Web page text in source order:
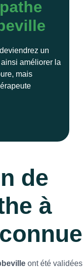
un
améliorer la
mais
de
à
ont été validées